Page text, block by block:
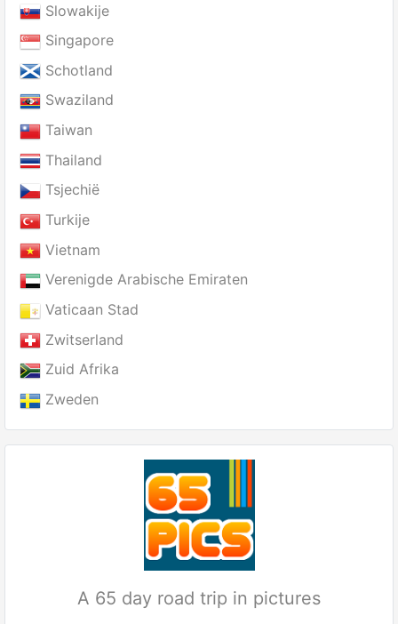
Slowakije
Singapore
Schotland
Swaziland
Taiwan
Thailand
Tsjechië
Turkije
Vietnam
Verenigde Arabische Emiraten
Vaticaan Stad
Zwitserland
Zuid Afrika
Zweden
A 65 day road trip in pictures